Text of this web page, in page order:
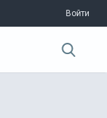
Войти